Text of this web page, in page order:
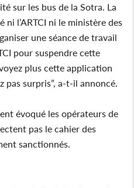
sur les bus de la Sotra. La
ni l’ARTCI ni le ministère des
une séance de travail
pour suspendre cette
plus cette application
pas surpris”, a-t-il annoncé.
évoqué les opérateurs de
pas le cahier des
sanctionnés.